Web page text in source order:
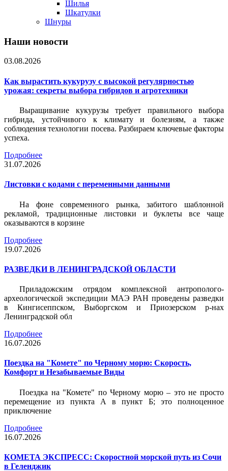
Шилья
Шкатулки
Шнуры
Наши новости
03.08.2026
Как вырастить кукурузу с высокой регулярностью
урожая: секреты выбора гибридов и агротехники
Выращивание кукурузы требует правильного выбора
гибрида, устойчивого к климату и болезням, а также
соблюдения технологии посева. Разбираем ключевые факторы
успеха.
Подробнее
31.07.2026
Листовки c кодами с переменными данными
На фоне современного рынка, забитого шаблонной
рекламой, традиционные листовки и буклеты все чаще
оказываются в корзине
Подробнее
19.07.2026
РАЗВЕДКИ В ЛЕНИНГРАДСКОЙ ОБЛАСТИ
Приладожским отрядом комплексной антрополого-
археологической экспедиции МАЭ РАН проведены разведки
в Кингисеппском, Выборгском и Приозерском р-нах
Ленинградской обл
Подробнее
16.07.2026
Поездка на "Комете" по Черному морю: Скорость,
Комфорт и Незабываемые Виды
Поездка на "Комете" по Черному морю – это не просто
перемещение из пункта А в пункт Б; это полноценное
приключение
Подробнее
16.07.2026
КОМЕТА ЭКСПРЕСС: Скоростной морской путь из Сочи
в Геленджик